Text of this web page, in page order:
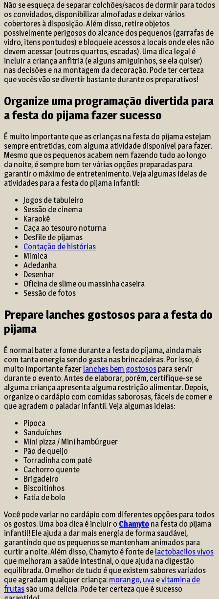
Não se esqueça de separar colchões/sacos de dormir para todos
os convidados, disponibilizar almofadas e deixar vários
cobertores à disposição. Além disso, retire objetos
possivelmente perigosos do alcance dos pequenos (garrafas de
vidro, itens pontudos) e bloqueie acessos a locais onde eles não
devem acessar (outros quartos, escadas). Uma dica legal é
incluir a criança anfitriã (e alguns amiguinhos, se ela quiser)
nas decisões e na montagem da decoração. Pode ter certeza
que vocês vão se divertir bastante durante os preparativos!
Organize uma programação divertida para
a festa do pijama fazer sucesso
É muito importante que as crianças na festa do pijama estejam
sempre entretidas, com alguma atividade disponível para fazer.
Mesmo que os pequenos acabem nem fazendo tudo ao longo
da noite, é sempre bom ter várias opções preparadas para
garantir o máximo de entretenimento. Veja algumas ideias de
atividades para a festa do pijama infantil:
Jogos de tabuleiro
Sessão de cinema
Karaokê
Caça ao tesouro noturna
Desfile de pijamas
Contação de histórias
Mímica
Adedanha
Desenhar
Oficina de slime ou massinha caseira
Sessão de fotos
Prepare lanches gostosos para a festa do
pijama
É normal bater a fome durante a festa do pijama, ainda mais
com tanta energia sendo gasta nas brincadeiras. Por isso, é
muito importante fazer lanches bem gostosos para servir
durante o evento. Antes de elaborar, porém, certifique-se se
alguma criança apresenta alguma restrição alimentar. Depois,
organize o cardápio com comidas saborosas, fáceis de comer e
que agradem o paladar infantil. Veja algumas ideias:
Pipoca
Sanduíches
Mini pizza / Mini hambúrguer
Pão de queijo
Torradinha com patê
Cachorro quente
Brigadeiro
Biscoitinhos
Fatia de bolo
Você pode variar no cardápio com diferentes opções para todos
os gostos. Uma boa dica é incluir o Chamyto na festa do pijama
infantil! Ele ajuda a dar mais energia de forma saudável,
garantindo que os pequenos se mantenham animados para
curtir a noite. Além disso, Chamyto é fonte de lactobacilos vivos
que melhoram a saúde intestinal, o que ajuda na digestão
equilibrada. O melhor de tudo é que existem sabores variados
que agradam qualquer criança: morango, uva evitamina de
frutas são uma delícia. Pode ter certeza que é sucesso